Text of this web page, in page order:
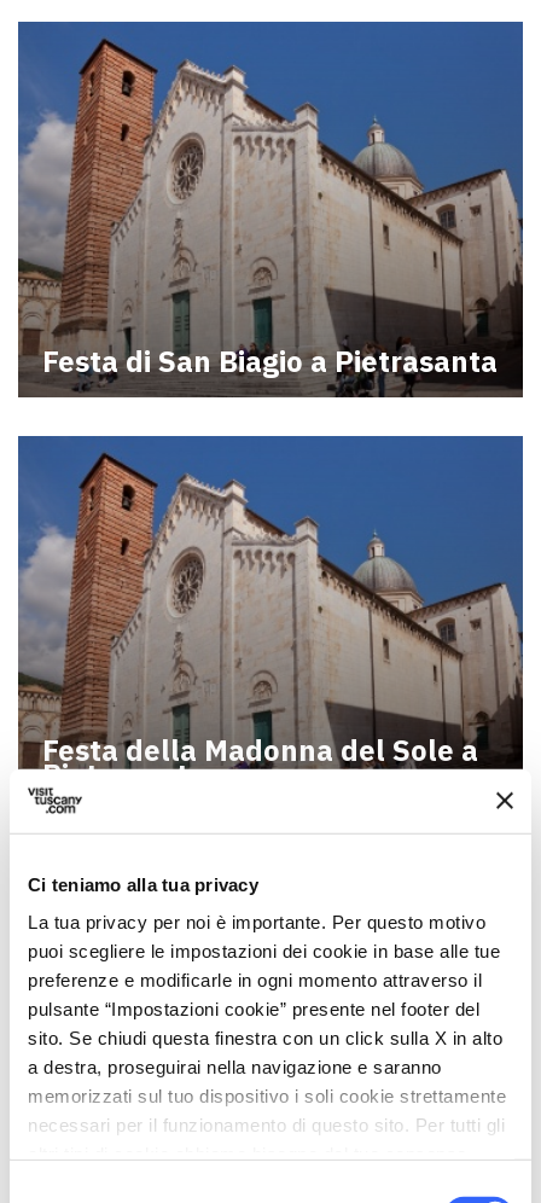
Ci teniamo alla tua privacy
La tua privacy per noi è importante. Per questo motivo
puoi scegliere le impostazioni dei cookie in base alle tue
preferenze e modificarle in ogni momento attraverso il
pulsante “Impostazioni cookie” presente nel footer del
sito. Se chiudi questa finestra con un click sulla X in alto
a destra, proseguirai nella navigazione e saranno
memorizzati sul tuo dispositivo i soli cookie strettamente
necessari per il funzionamento di questo sito. Per tutti gli
Festa di San Biagio a Pietrasanta
Festa della Madonna del Sole a
Pietrasanta
Festa di San Martino a